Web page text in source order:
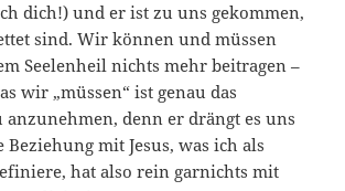
dich!) und er ist zu uns gekommen,
sind. Wir können und müssen
Seelenheil nichts mehr beitragen –
wir „müssen“ ist genau das
anzunehmen, denn er drängt es uns
mit Jesus, was ich als
hat also rein garnichts mit